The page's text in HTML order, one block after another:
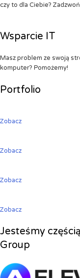
czy to dla Ciebie?
Wsparcie IT
Masz problem ze swoją
komputer? Pomożemy!
Portfolio
Zobacz
Zobacz
Zobacz
Zobacz
Jesteśmy
Group